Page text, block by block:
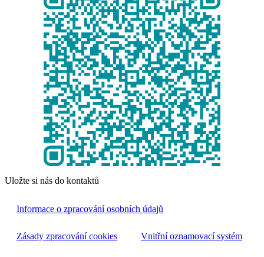
Uložte si nás do kontaktů
Informace o zpracování osobních údajů
Zásady zpracování cookies Vnitřní oznamovací systém